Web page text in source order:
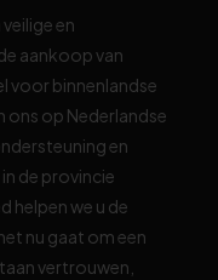
en
aankoop van
voor binnenlandse
ons op Nederlandse
en
de provincie
helpen we u de
nu gaat om een
vertrouwen,